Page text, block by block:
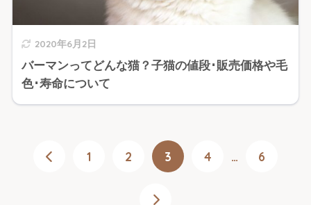
2020年6月2日
バーマンってどんな猫？子猫の値段･販売価格や毛
色･寿命について
1 2 3 4 … 6